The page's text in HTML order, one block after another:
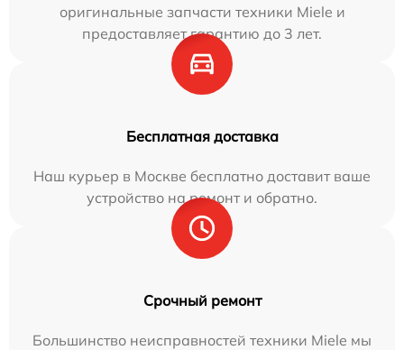
оригинальные запчасти техники Miele и
предоставляет гарантию до 3 лет.
Бесплатная доставка
Наш курьер в Москве бесплатно доставит ваше
устройство на ремонт и обратно.
Срочный ремонт
Большинство неисправностей техники Miele мы